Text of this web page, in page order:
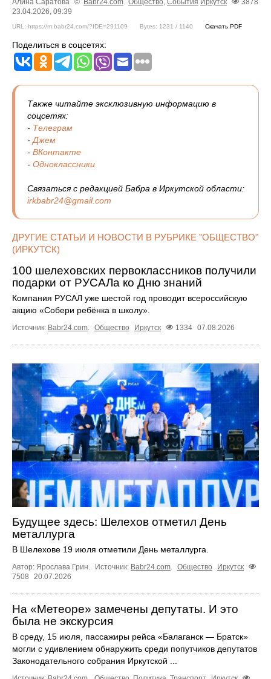
Алина Саратова © Babr24.com Общество, События Иркутск
3878
23.04.2026, 09:39
URL: https://m.babr24.com/?IDE=291109 Bytes: 1231 / 1140 Скачать PDF
Поделиться в соцсетях:
Также читайте эксклюзивную информацию в
соцсетях:
- Телеграм
-Джем
- ВКонтакте
- Одноклассники
Связаться с редакцией Бабра в Иркутской области:
irkbabr24@gmail.com
ДРУГИЕ СТАТЬИ И НОВОСТИ В РУБРИКЕ "ОБЩЕСТВО"
(ИРКУТСК)
100 шелеховских первоклассников получили
подарки от РУСАЛа ко Дню знаний
Компания РУСАЛ уже шестой год проводит всероссийскую
акцию «Собери ребёнка в школу».
Источник: Babr24.com. Общество Иркутск 1334 07.08.2026
Будущее здесь: Шелехов отметил День
металлурга
В Шелехове 19 июля отметили День металлурга.
Автор: Ярослава Грин. Источник: Babr24.com. Общество
Иркутск
7508
20.07.2026
На «Метеоре» замечены депутаты. И это
была не экскурсия
В среду, 15 июля, пассажиры рейса «Балаганск — Братск»
могли с удивлением обнаружить среди попутчиков депутатов
Законодательного собрания Иркутской ...